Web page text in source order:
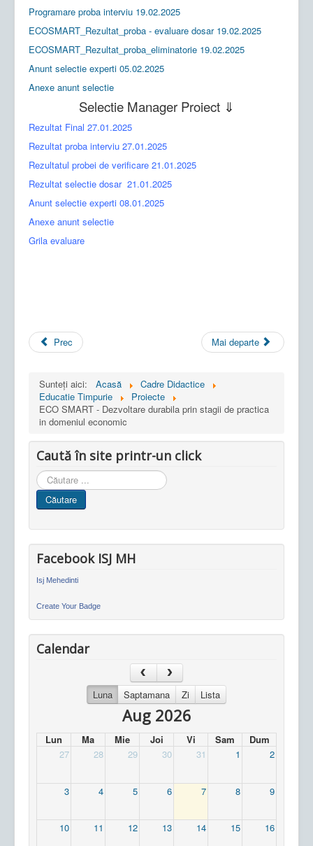
Programare proba interviu 19.02.2025
ECOSMART_Rezultat_proba - evaluare dosar 19.02.2025
ECOSMART_Rezultat_proba_eliminatorie 19.02.2025
Anunt selectie experti 05.02.2025
Anexe anunt selectie
Selectie Manager Proiect ⇓
Rezultat Final 27.01.2025
Rezultat proba interviu 27.01.2025
Rezultatul probei de verificare 21.01.2025
Rezultat selectie dosar 21.01.2025
Anunt selectie experti 08.01.2025
Anexe anunt selectie
Grila evaluare
Prec Mai departe
Sunteți aici: Acasă
Cadre Didactice
Educatie Timpurie
Proiecte
ECO SMART - Dezvoltare durabila prin stagii de practica
in domeniul economic
Caută în site printr-un click
Cauta
in
site
Căutare
Facebook ISJ MH
Isj Mehedinti
Create Your Badge
Calendar
Luna Saptamana Zi Lista
Aug 2026
Lun Ma Mie Joi Vi Sam
Dum
27
28 29 30 31 1 2
3 4 5 6 7 8 9
10 11 12 13 14 15 16